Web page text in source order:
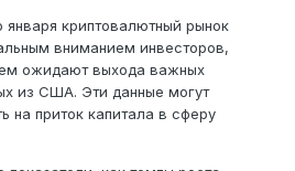
криптовалютный рынок
вниманием инвесторов,
ожидают выхода важных
из США. Эти данные могут
на приток капитала в сферу